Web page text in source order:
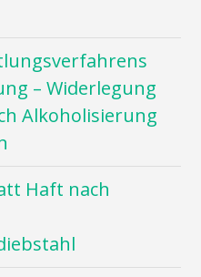
– Widerlegung
Alkoholisierung
Haft nach